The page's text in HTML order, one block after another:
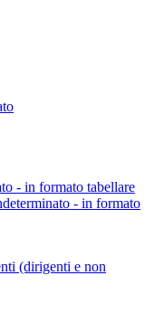
- in formato tabellare
- in formato
(dirigenti e non